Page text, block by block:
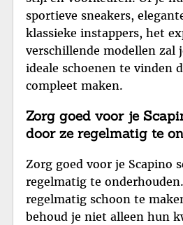
sportieve sneakers,
klassieke instappers, het
verschillende modellen zal
ideale schoenen te vinden
compleet maken.
Zorg goed voor je
door ze regelmatig te
Zorg goed voor je Scapino
regelmatig te
regelmatig schoon te
behoud je niet alleen hun